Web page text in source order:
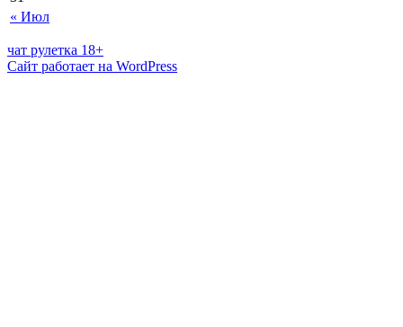
« Июл
чат рулетка 18+
Сайт работает на WordPress